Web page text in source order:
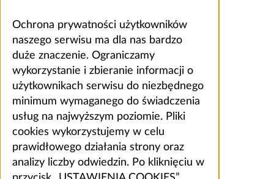
Ochrona prywatności użytkowników
naszego serwisu ma dla nas bardzo
duże znaczenie. Ograniczamy
wykorzystanie i zbieranie informacji o
użytkownikach serwisu do niezbędnego
minimum wymaganego do świadczenia
usług na najwyższym poziomie. Pliki
cookies wykorzystujemy w celu
prawidłowego działania strony oraz
analizy liczby odwiedzin. Po kliknięciu w